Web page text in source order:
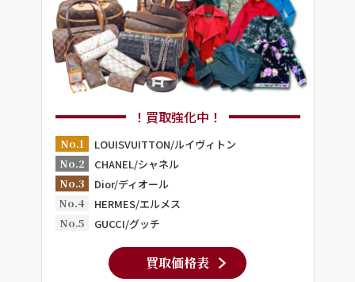
！買取強化中！
No.1
LOUISVUITTON/ルイヴィトン
No.2
CHANEL/シャネル
No.3
Dior/ディオール
No.4
HERMES/エルメス
No.5
GUCCI/グッチ
買取価格表